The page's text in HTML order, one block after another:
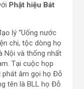
Phật hiệu Bát
lý “Uống nước
chi, tộc dòng họ
Nội và thống nhất
Tại cuộc họp
phát âm gọi họ Đỗ
tên là BLL họ Đỗ